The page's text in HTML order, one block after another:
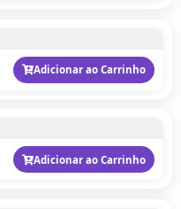
Adicionar ao Carrinho
Adicionar ao Carrinho